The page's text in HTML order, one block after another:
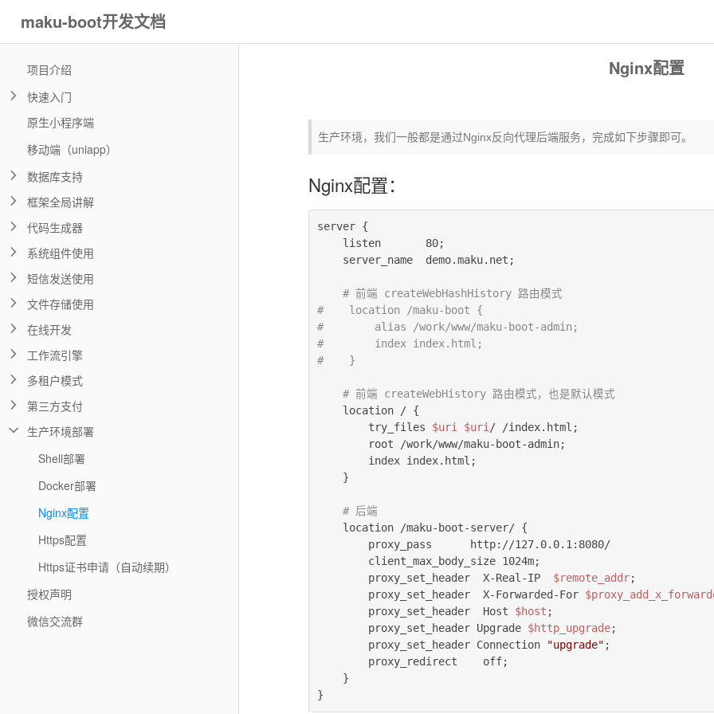
maku-boot开发文档
Nginx配置
生产环境，我们一般都是通过Nginx反向代理后端服务，完成如下步骤即可。
Nginx配置：
server {
    listen       80
;
    server_name  demo.maku.net
;
# 前端 createWebHashHistory 路由模式
#    location /maku-boot {
#        alias /work/www/maku-boot-admin;
#        index index.html;
#    }
# 前端 createWebHistory 路由模式，也是默认模式
    location /
{
        try_files
$uri $uri/ /index.html ;
        root /work/www/maku-boot-admin
;
        index index.html
;
}
# 后端
    location /maku-boot-server/
{
        proxy_pass      http://127.0.0.1:8080/
        client_max_body_size 1024m
;
        proxy_set_header  X-Real-IP
$remote_addr;
        proxy_set_header  X-Forwarded-For
        proxy_set_header  Host
$host ;
        proxy_set_header Upgrade
$http_upgrade;
        proxy_set_header Connection
"upgrade" ;
        proxy_redirect    off
;
}
}
项目介绍
快速入门
原生小程序端
移动端（uniapp）
数据库支持
框架全局讲解
代码生成器
系统组件使用
短信发送使用
文件存储使用
在线开发
工作流引擎
多租户模式
第三方支付
生产环境部署
Shell部署
Docker部署
Nginx配置
Https配置
Https证书申请（自动续期）
授权声明
微信交流群